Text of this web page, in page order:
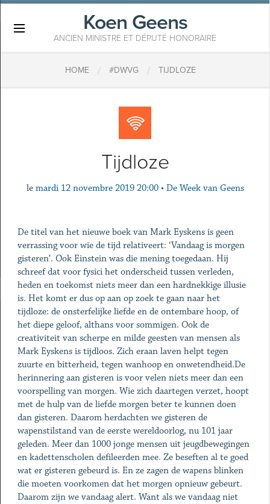
Koen Geens
ANCIEN MINISTRE ET DÉPUTÉ HONORAIRE
HOME / #DWVG / TIJDLOZE
Tijdloze
le mardi 12 novembre 2019 20:00 • De Week van Geens
De titel van het nieuwe boek van Mark Eyskens is geen
verrassing voor wie de tijd relativeert: ‘Vandaag is morgen
gisteren’. Ook Einstein was die mening toegedaan. Hij
schreef dat voor fysici het onderscheid tussen verleden,
heden en toekomst niets meer dan een hardnekkige illusie
is. Het komt er dus op aan op zoek te gaan naar het
tijdloze: de onsterfelijke liefde en de ontembare hoop, of
het diepe geloof, althans voor sommigen. Ook de
creativiteit van scherpe en milde geesten van mensen als
Mark Eyskens is tijdloos. Zich eraan laven helpt tegen
zuurte en bitterheid, tegen wanhoop en onwetendheid.De
herinnering aan gisteren is voor velen niets meer dan een
voorspelling van morgen. Wie zich daartegen verzet, hoopt
met de hulp van de liefde morgen beter te kunnen doen
dan gisteren. Daarom herdachten we gisteren de
wapenstilstand van de eerste wereldoorlog, nu 101 jaar
geleden. Meer dan 1000 jonge mensen uit jeugdbewegingen
en kadettenscholen defileerden mee. Ze beseften al te goed
wat er gisteren gebeurd is. En ze zagen de wapens blinken
die moeten voorkomen dat het morgen opnieuw gebeurt.
Daarom zijn we vandaag alert. Want als we vandaag niet